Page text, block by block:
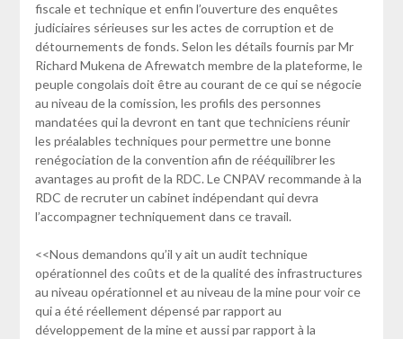
fiscale et technique et enfin l’ouverture des enquêtes
judiciaires sérieuses sur les actes de corruption et de
détournements de fonds. Selon les détails fournis par Mr
Richard Mukena de Afrewatch membre de la plateforme, le
peuple congolais doit être au courant de ce qui se négocie
au niveau de la comission, les profils des personnes
mandatées qui la devront en tant que techniciens réunir
les préalables techniques pour permettre une bonne
renégociation de la convention afin de rééquilibrer les
avantages au profit de la RDC. Le CNPAV recommande à la
RDC de recruter un cabinet indépendant qui devra
l’accompagner techniquement dans ce travail.
<<Nous demandons qu’il y ait un audit technique
opérationnel des coûts et de la qualité des infrastructures
au niveau opérationnel et au niveau de la mine pour voir ce
qui a été réellement dépensé par rapport au
développement de la mine et aussi par rapport à la